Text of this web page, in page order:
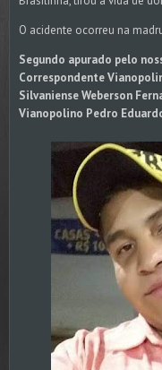
O acidente ocorreu na
Segundo apurado pelo
Correspondente
Silvaniense Weberson
Vianopolino Pedro